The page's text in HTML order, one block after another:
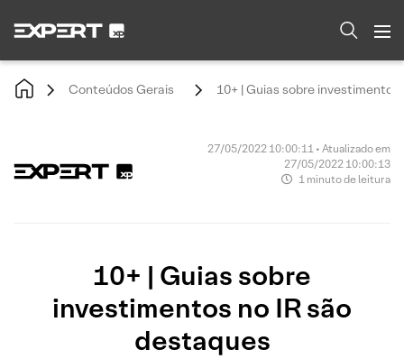
Conteúdos Gerais 10+ | Guias sobre investimentos
27/05/2022 10:00:11 • Atualizado em
27/05/2022 10:00:13
1 minuto de leitura
10+ | Guias sobre
investimentos no IR são
destaques